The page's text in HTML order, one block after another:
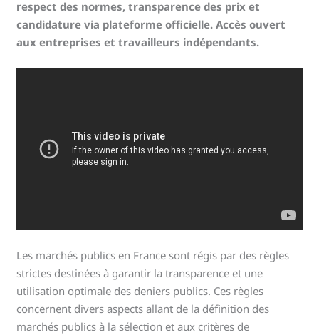
respect des normes, transparence des prix et
candidature via plateforme officielle. Accès ouvert
aux entreprises et travailleurs indépendants.
Les marchés publics en France sont régis par des règles
strictes destinées à garantir la transparence et une
utilisation optimale des deniers publics. Ces règles
concernent divers aspects allant de la définition des
marchés publics à la sélection et aux critères de